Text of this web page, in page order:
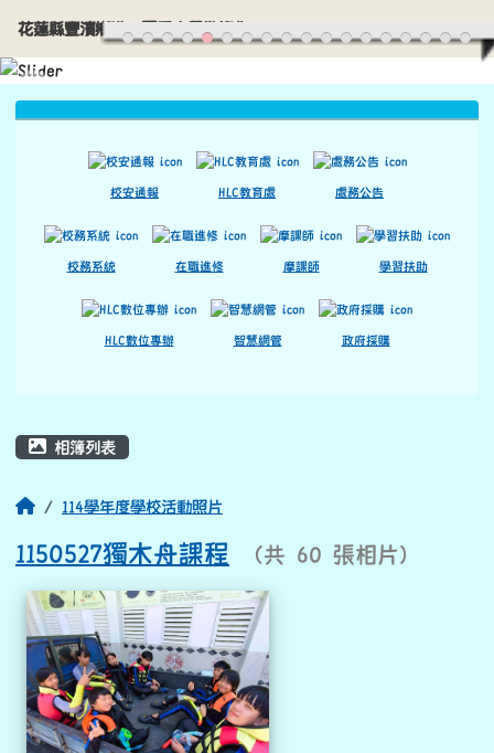
花蓮縣豐濱鄉港口國民小學歡迎您
導覽列
花蓮縣豐濱鄉港口國民小學歡迎您
上中區域內容
校安通報 HLC教育處 處務公告
校務系統 在職進修 摩課師 學習扶助
HLC數位專辦 智慧網管 政府採購
相簿列表
回首頁114學年度學校活動照片
1150527獨木舟課程 （共 60 張相片）
相簿列表
頁尾區域